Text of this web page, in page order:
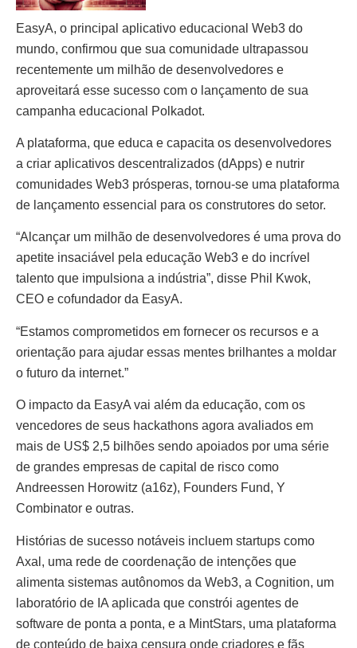
EasyA, o principal aplicativo educacional Web3 do
mundo, confirmou que sua comunidade ultrapassou
recentemente um milhão de desenvolvedores e
aproveitará esse sucesso com o lançamento de sua
campanha educacional Polkadot.
A plataforma, que educa e capacita os desenvolvedores
a criar aplicativos descentralizados (dApps) e nutrir
comunidades Web3 prósperas, tornou-se uma plataforma
de lançamento essencial para os construtores do setor.
“Alcançar um milhão de desenvolvedores é uma prova do
apetite insaciável pela educação Web3 e do incrível
talento que impulsiona a indústria”, disse Phil Kwok,
CEO e cofundador da EasyA.
“Estamos comprometidos em fornecer os recursos e a
orientação para ajudar essas mentes brilhantes a moldar
o futuro da internet.”
O impacto da EasyA vai além da educação, com os
vencedores de seus hackathons agora avaliados em
mais de US$ 2,5 bilhões sendo apoiados por uma série
de grandes empresas de capital de risco como
Andreessen Horowitz (a16z), Founders Fund, Y
Combinator e outras.
Histórias de sucesso notáveis incluem startups como
Axal, uma rede de coordenação de intenções que
alimenta sistemas autônomos da Web3, a Cognition, um
laboratório de IA aplicada que constrói agentes de
software de ponta a ponta, e a MintStars, uma plataforma
de conteúdo de baixa censura onde criadores e fãs